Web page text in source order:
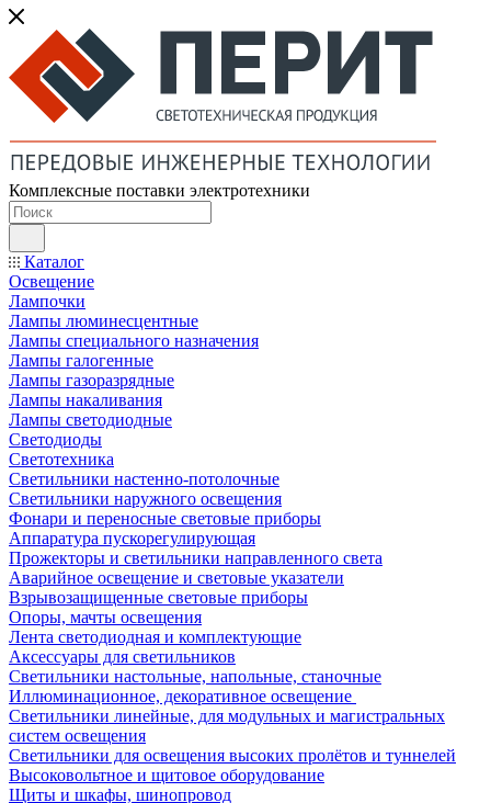
Комплексные поставки электротехники
Каталог
Освещение
Лампочки
Лампы люминесцентные
Лампы специального назначения
Лампы галогенные
Лампы газоразрядные
Лампы накаливания
Лампы светодиодные
Светодиоды
Светотехника
Светильники настенно-потолочные
Светильники наружного освещения
Фонари и переносные световые приборы
Аппаратура пускорегулирующая
Прожекторы и светильники направленного света
Аварийное освещение и световые указатели
Взрывозащищенные световые приборы
Опоры, мачты освещения
Лента светодиодная и комплектующие
Аксессуары для светильников
Светильники настольные, напольные, станочные
Иллюминационное, декоративное освещение
Светильники линейные, для модульных и магистральных
систем освещения
Светильники для освещения высоких пролётов и туннелей
Высоковольтное и щитовое оборудование
Щиты и шкафы, шинопровод